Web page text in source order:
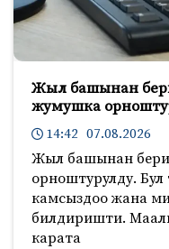
Жыл башынан
жумушка
14:42 07.08.2026
Жыл башынан
орноштурулду. Бул
камсыздоо жана
билдиришти.
карата